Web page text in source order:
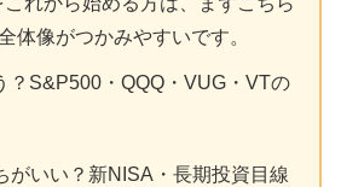
体像がつかみやすいです。
？S&P500・QQQ・VUG・VTの
がいい？新NISA・長期投資目線